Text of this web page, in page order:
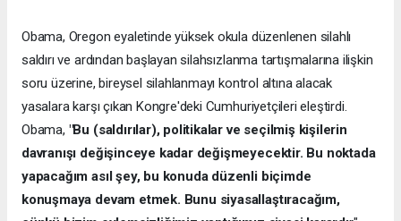
Obama, Oregon eyaletinde yüksek okula düzenlenen silahlı
saldırı ve ardından başlayan silahsızlanma tartışmalarına ilişkin
soru üzerine, bireysel silahlanmayı kontrol altına alacak
yasalara karşı çıkan Kongre'deki Cumhuriyetçileri eleştirdi.
Obama, "Bu (saldırılar), politikalar ve seçilmiş kişilerin
davranışı değişinceye kadar değişmeyecektir. Bu noktada
yapacağım asıl şey, bu konuda düzenli biçimde
konuşmaya devam etmek. Bunu siyasallaştıracağım,